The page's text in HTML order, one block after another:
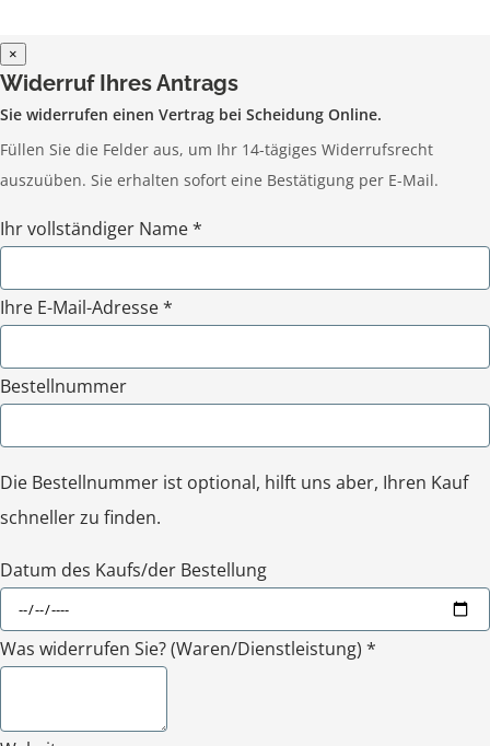
×
Widerruf Ihres Antrags
Sie widerrufen einen Vertrag bei Scheidung Online.
Füllen Sie die Felder aus, um Ihr 14-tägiges Widerrufsrecht
auszuüben. Sie erhalten sofort eine Bestätigung per E-Mail.
Ihr vollständiger Name *
Ihre E-Mail-Adresse *
Bestellnummer
Die Bestellnummer ist optional, hilft uns aber, Ihren Kauf
schneller zu finden.
Datum des Kaufs/der Bestellung
Was widerrufen Sie? (Waren/Dienstleistung) *